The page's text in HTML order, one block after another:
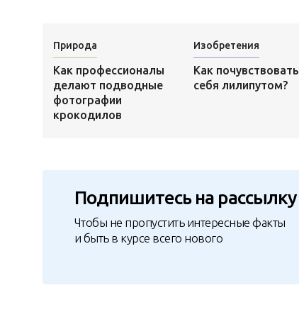
Природа
Как профессионалы
делают подводные
фотографии
крокодилов
Изобретения
Как почувствовать
себя лилипутом?
Подпишитесь на рассылку
Чтобы не пропустить интересные факты
и быть в курсе всего нового